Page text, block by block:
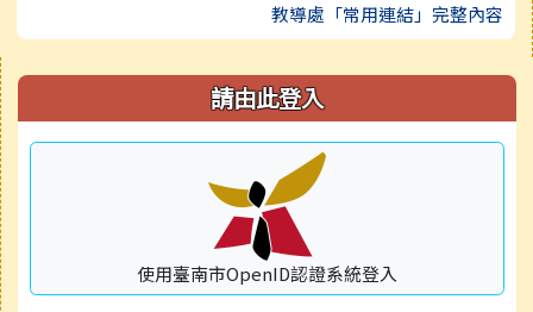
教導處「常用連結」完整內容
右邊區域內容 請由此登入
使用臺南市OpenID認證系統登入